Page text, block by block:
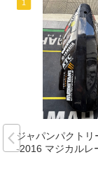
ジャパンパクト
-2016 マジカルレ